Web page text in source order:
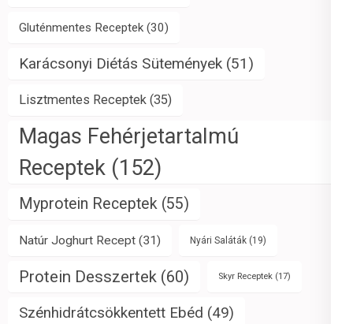
Gluténmentes Receptek (30)
Karácsonyi Diétás Sütemények (51)
Lisztmentes Receptek (35)
Magas Fehérjetartalmú
Receptek (152)
Myprotein Receptek (55)
Natúr Joghurt Recept (31) Nyári Saláták (19)
Protein Desszertek (60) Skyr Receptek (17)
Szénhidrátcsökkentett Ebéd (49)